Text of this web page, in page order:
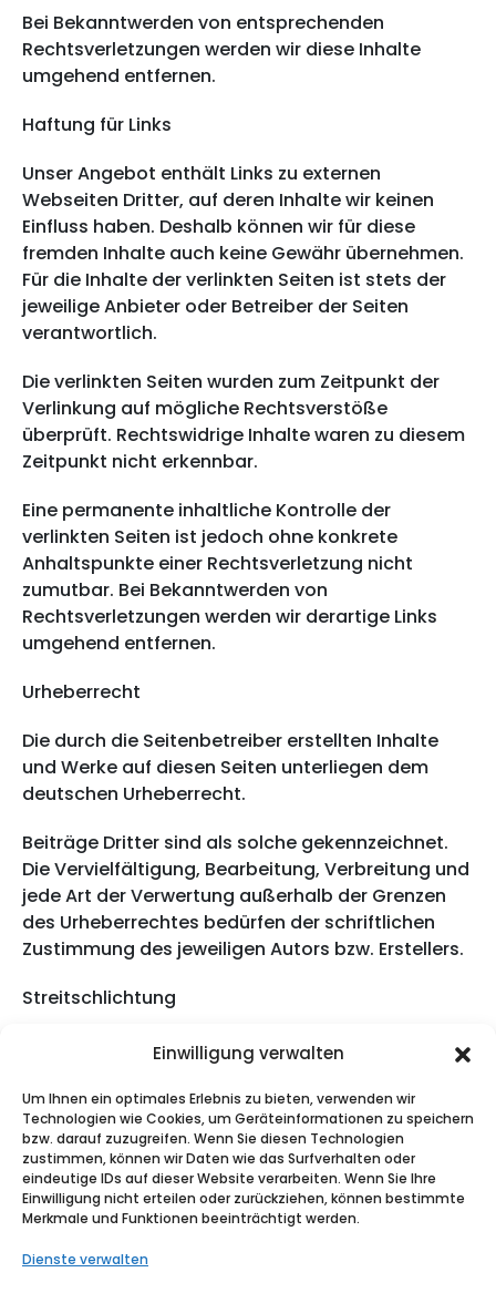
Einwilligung verwalten
Um Ihnen ein optimales Erlebnis zu bieten, verwenden wir
Technologien wie Cookies, um Geräteinformationen zu speichern
bzw. darauf zuzugreifen. Wenn Sie diesen Technologien
zustimmen, können wir Daten wie das Surfverhalten oder
eindeutige IDs auf dieser Website verarbeiten. Wenn Sie Ihre
Einwilligung nicht erteilen oder zurückziehen, können bestimmte
Merkmale und Funktionen beeinträchtigt werden.
Dienste verwalten
Bei Bekanntwerden von entsprechenden
Rechtsverletzungen werden wir diese Inhalte
umgehend entfernen.
Haftung für Links
Unser Angebot enthält Links zu externen
Webseiten Dritter, auf deren Inhalte wir keinen
Einfluss haben. Deshalb können wir für diese
fremden Inhalte auch keine Gewähr übernehmen.
Für die Inhalte der verlinkten Seiten ist stets der
jeweilige Anbieter oder Betreiber der Seiten
verantwortlich.
Die verlinkten Seiten wurden zum Zeitpunkt der
Verlinkung auf mögliche Rechtsverstöße
überprüft. Rechtswidrige Inhalte waren zu diesem
Zeitpunkt nicht erkennbar.
Eine permanente inhaltliche Kontrolle der
verlinkten Seiten ist jedoch ohne konkrete
Anhaltspunkte einer Rechtsverletzung nicht
zumutbar. Bei Bekanntwerden von
Rechtsverletzungen werden wir derartige Links
umgehend entfernen.
Urheberrecht
Die durch die Seitenbetreiber erstellten Inhalte
und Werke auf diesen Seiten unterliegen dem
deutschen Urheberrecht.
Beiträge Dritter sind als solche gekennzeichnet.
Die Vervielfältigung, Bearbeitung, Verbreitung und
jede Art der Verwertung außerhalb der Grenzen
des Urheberrechtes bedürfen der schriftlichen
Zustimmung des jeweiligen Autors bzw. Erstellers.
Streitschlichtung
Die Europäische Kommission stellt eine Plattform
https://ec.europa.eu/consumers/odr
Wir sind nicht verpflichtet und nicht bereit, an
Streitbeilegungsverfahren vor einer
Verbraucherschlichtungsstelle teilzunehmen.